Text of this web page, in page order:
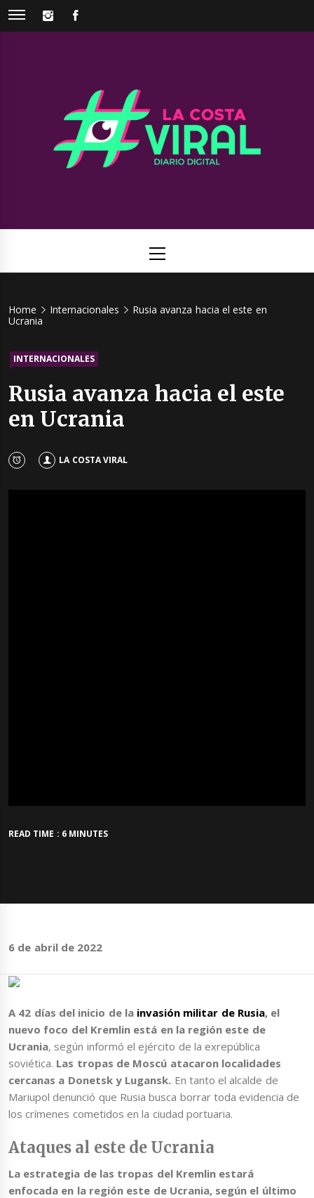
Skip
INSTAGRAM
Viral
Menu
Home Internacionales
Rusia avanza hacia el este en
Ucrania
INTERNACIONALES
Rusia avanza hacia el este
en Ucrania
LA COSTA VIRAL
READ TIME : 6 MINUTES
6 de abril de 2022
A 42 días del inicio de la invasión militar de Rusia, el
nuevo foco del Kremlin está en la región este de
Ucrania, según informó el ejército de la exrepública
soviética. Las tropas de Moscú atacaron localidades
cercanas a Donetsk y Lugansk. En tanto el alcalde de
Mariupol denunció que Rusia busca borrar toda evidencia de
los crímenes cometidos en la ciudad portuaria.
Ataques al este de Ucrania
La estrategia de las tropas del Kremlin estará
enfocada en la región este de Ucrania, según el último